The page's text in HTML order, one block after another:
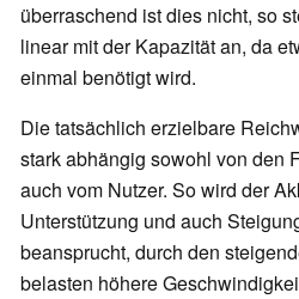
überraschend ist dies nicht, so
linear mit der Kapazität an, da
einmal benötigt wird.
Die tatsächlich erzielbare
stark abhängig sowohl von den
auch vom Nutzer. So wird der
Unterstützung und auch
beansprucht, durch den
belasten höhere